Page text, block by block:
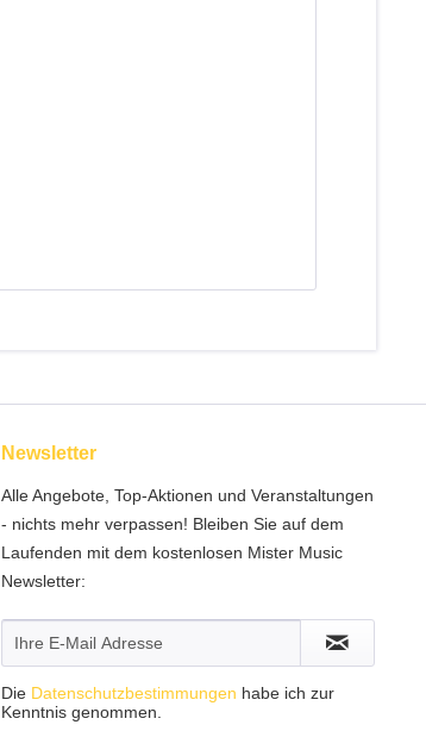
Newsletter
Alle Angebote, Top-Aktionen und Veranstaltungen
- nichts mehr verpassen! Bleiben Sie auf dem
Laufenden mit dem kostenlosen Mister Music
Newsletter:
Die Datenschutzbestimmungen habe ich zur
Kenntnis genommen.